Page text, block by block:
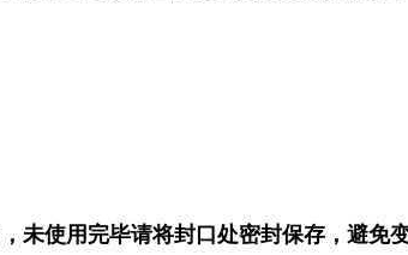
未使用完毕请将封口处密封保存，避免变